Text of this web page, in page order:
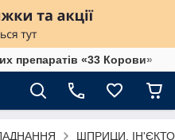
препаратів «33 Корови»
ШПРИЦИ,